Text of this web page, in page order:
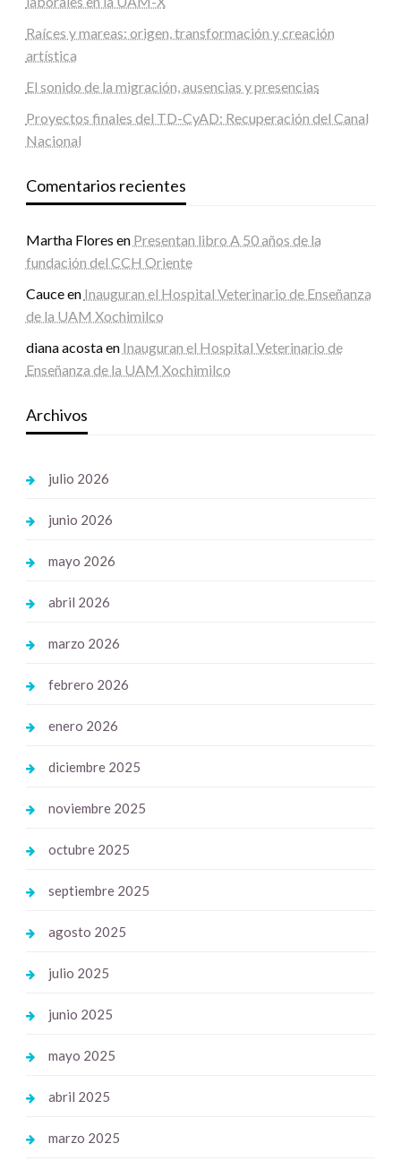
Raíces y mareas: origen, transformación y creación
artística
El sonido de la migración, ausencias y presencias
Proyectos finales del TD-CyAD: Recuperación del Canal
Nacional
Comentarios recientes
Martha Flores en Presentan libro A 50 años de la
fundación del CCH Oriente
Cauceen Inauguran el Hospital Veterinario de Enseñanza
de la UAM Xochimilco
diana acostaen Inauguran el Hospital Veterinario de
Enseñanza de la UAM Xochimilco
Archivos
julio 2026
junio 2026
mayo 2026
abril 2026
marzo 2026
febrero 2026
enero 2026
diciembre 2025
noviembre 2025
octubre 2025
septiembre 2025
agosto 2025
julio 2025
junio 2025
mayo 2025
abril 2025
marzo 2025